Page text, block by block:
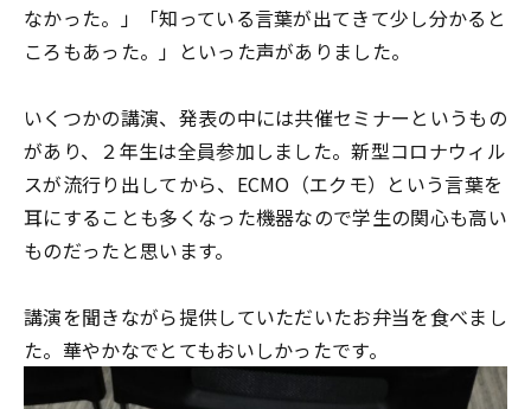
なかった。」「知っている言葉が出てきて少し分かると
ころもあった。」といった声がありました。
いくつかの講演、発表の中には共催セミナーというもの
があり、２年生は全員参加しました。新型コロナウィル
スが流行り出してから、ECMO（エクモ）という言葉を
耳にすることも多くなった機器なので学生の関心も高い
ものだったと思います。
講演を聞きながら提供していただいたお弁当を食べまし
た。華やかなでとてもおいしかったです。